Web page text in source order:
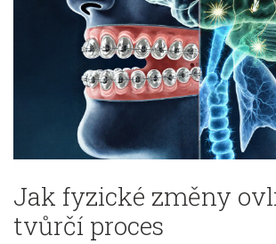
Jak fyzické změny
tvůrčí proces